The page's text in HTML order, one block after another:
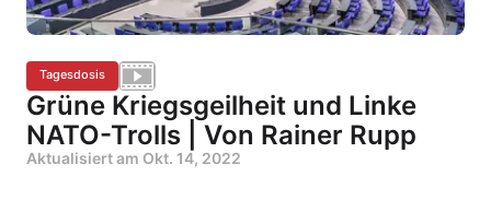
Tagesdosis
Grüne Kriegsgeilheit und Linke
NATO-Trolls | Von Rainer Rupp
Aktualisiert am Okt. 14, 2022